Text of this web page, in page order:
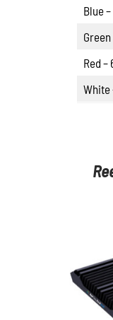
Blue
Red –
White